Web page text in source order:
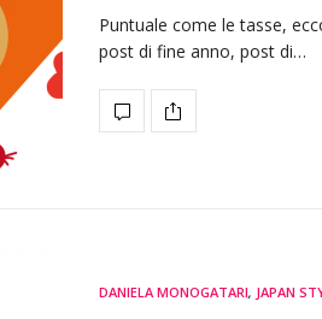
Puntuale come le tasse,
post di fine anno, post di…
DANIELA MONOGATARI, JAPAN